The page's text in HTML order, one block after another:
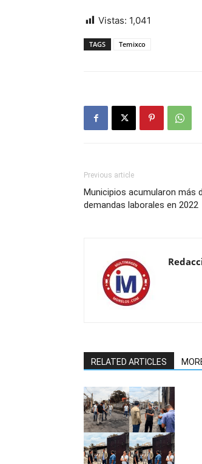
Vistas: 1,041
TAGS Temixco
Previous article
Municipios acumularon más
demandas laborales en 2022
RELATED ARTICLES